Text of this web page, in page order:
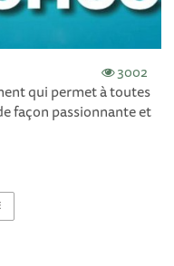
3002
qui permet à toutes
façon passionnante et